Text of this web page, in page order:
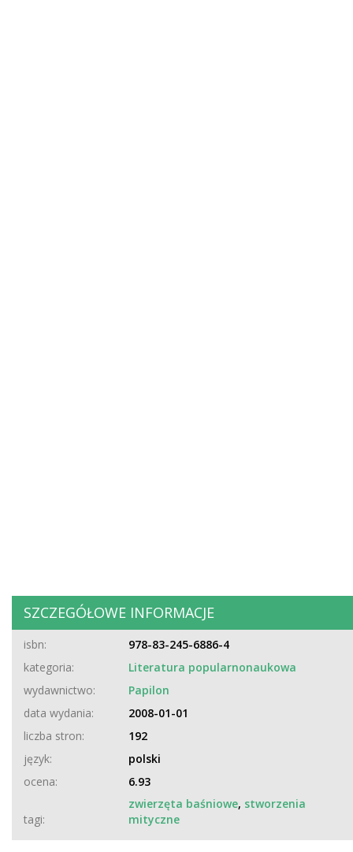
SZCZEGÓŁOWE INFORMACJE
isbn:
978-83-245-6886-4
kategoria:
Literatura popularnonaukowa
wydawnictwo:
Papilon
data wydania:
2008-01-01
liczba stron:
192
język:
polski
ocena:
6.93
tagi:
zwierzęta baśniowe, stworzenia
mityczne